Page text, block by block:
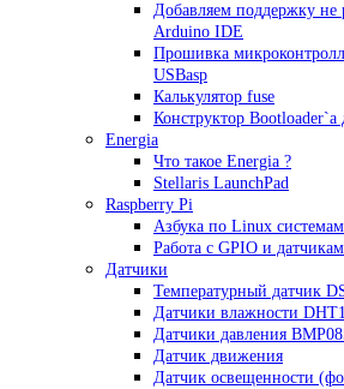
Добавляем поддержку не
Arduino IDE
Прошивка
USBasp
Калькулятор fuse
Конструктор
Energia
Что такое Energia ?
Stellaris LaunchPad
Raspberry Pi
Азбука по Linux системам
Работа с GPIO и
Датчики
Температурный датчик
Датчики влажности
Датчики давления
Датчик движения
Датчик освещенности